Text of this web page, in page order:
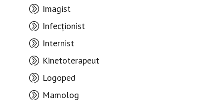
Imagist
Infecționist
Internist
Kinetoterapeut
Logoped
Mamolog